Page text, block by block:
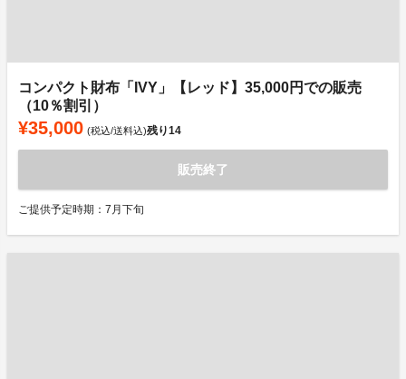
コンパクト財布「IVY」【レッド】35,000円での販売
（10％割引）
¥35,000 (税込/送料込)残り14
販売終了
ご提供予定時期：7月下旬